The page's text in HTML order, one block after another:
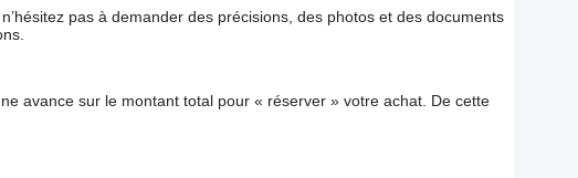
pas à demander des précisions, des photos et des documents
avance sur le montant total pour « réserver » votre achat. De cette